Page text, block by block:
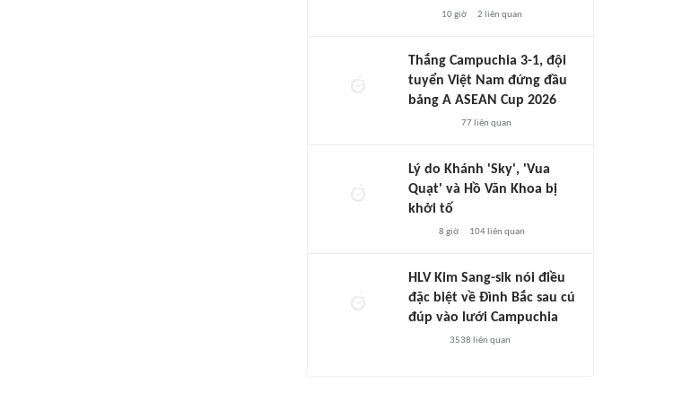
10 giờ 2 liên quan
Thắng Campuchia 3-1, đội
tuyển Việt Nam đứng đầu
bảng A ASEAN Cup 2026
77liên quan
Lý do Khánh 'Sky', 'Vua
Quạt' và Hồ Văn Khoa bị
khởi tố
8 giờ 104liên quan
HLV Kim Sang-sik nói điều
đặc biệt về Đình Bắc sau cú
đúp vào lưới Campuchia
3538 liên quan